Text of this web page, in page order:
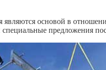
основой в
специальные предложения